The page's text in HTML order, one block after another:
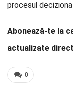
procesul
Abonează-te la
actualizate
0